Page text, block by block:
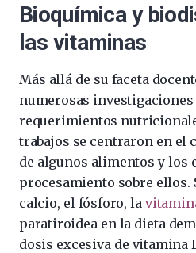
Bioquímica y
las vitaminas
Más allá de su faceta
numerosas
requerimientos
trabajos se centraron en el
de algunos alimentos y los
procesamiento sobre ellos.
calcio, el fósforo, la
paratiroidea en la dieta
dosis excesiva de vitamina